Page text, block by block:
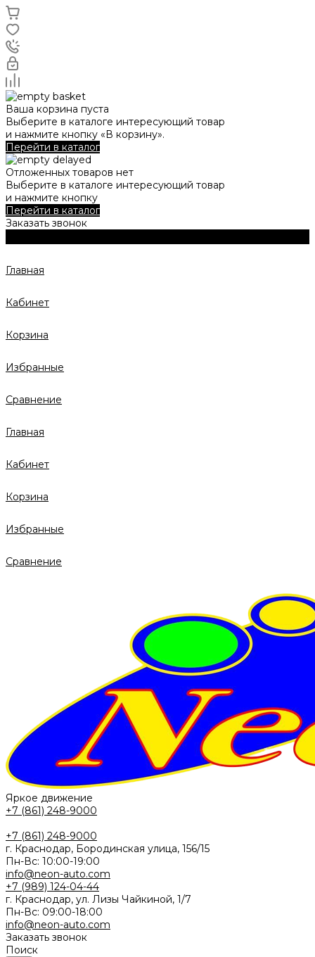
Ваша корзина пуста
Выберите в каталоге интересующий товар
и нажмите кнопку «В корзину».
Перейти в каталог
Отложенных товаров нет
Выберите в каталоге интересующий товар
и нажмите кнопку
Перейти в каталог
Заказать звонок
Главная
Кабинет
Корзина
Избранные
Сравнение
Главная
Кабинет
Корзина
Избранные
Сравнение
Яркое движение
+7 (861) 248-9000
+7 (861) 248-9000
г. Краснодар, Бородинская улица, 156/15
Пн-Вс: 10:00-19:00
info@neon-auto.com
+7 (989) 124-04-44
г. Краснодар, ул. Лизы Чайкиной, 1/7
Пн-Вс: 09:00-18:00
info@neon-auto.com
Заказать звонок
Поиск